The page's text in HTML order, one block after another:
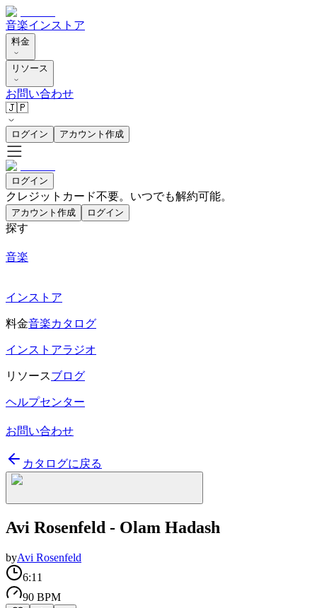
音楽インストア
料金
リソース
お問い合わせ
🇯🇵
ログイン アカウント作成
ログイン
クレジットカード不要。いつでも解約可能。
アカウント作成 ログイン
探す
音楽
インストア
料金音楽カタログ
インストアラジオ
リソースブログ
ヘルプセンター
お問い合わせ
カタログに戻る
Avi Rosenfeld - Olam Hadash
byAvi Rosenfeld
6:11
90 BPM